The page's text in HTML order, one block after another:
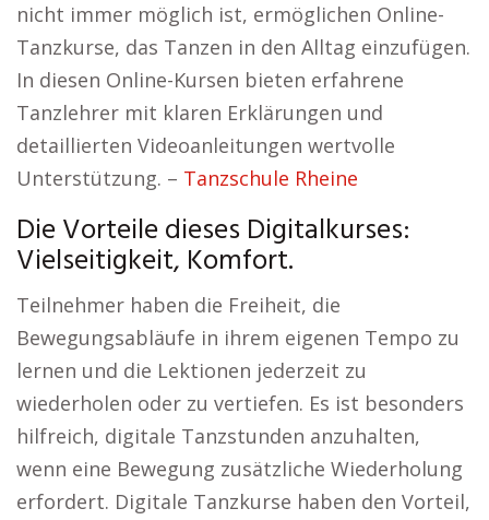
nicht immer möglich ist, ermöglichen Online-
Tanzkurse, das Tanzen in den Alltag einzufügen.
In diesen Online-Kursen bieten erfahrene
Tanzlehrer mit klaren Erklärungen und
detaillierten Videoanleitungen wertvolle
Unterstützung. – Tanzschule Rheine
Die Vorteile dieses Digitalkurses:
Vielseitigkeit, Komfort.
Teilnehmer haben die Freiheit, die
Bewegungsabläufe in ihrem eigenen Tempo zu
lernen und die Lektionen jederzeit zu
wiederholen oder zu vertiefen. Es ist besonders
hilfreich, digitale Tanzstunden anzuhalten,
wenn eine Bewegung zusätzliche Wiederholung
erfordert. Digitale Tanzkurse haben den Vorteil,